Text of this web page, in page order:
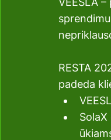
RESTA
padeda